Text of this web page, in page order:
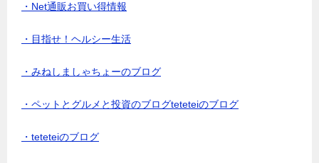
・Net通販お買い得情報
・目指せ！ヘルシー生活
・みねしましゃちょーのブログ
・ペットとグルメと投資のブログteteteiのブログ
・teteteiのブログ